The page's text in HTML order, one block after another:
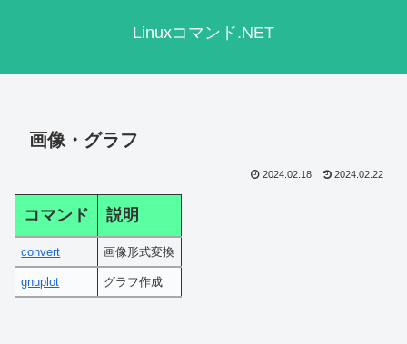
Linuxコマンド.NET
画像・グラフ
2024.02.18 2024.02.22
コマンド 説明
convert 画像形式変換
gnuplot グラフ作成